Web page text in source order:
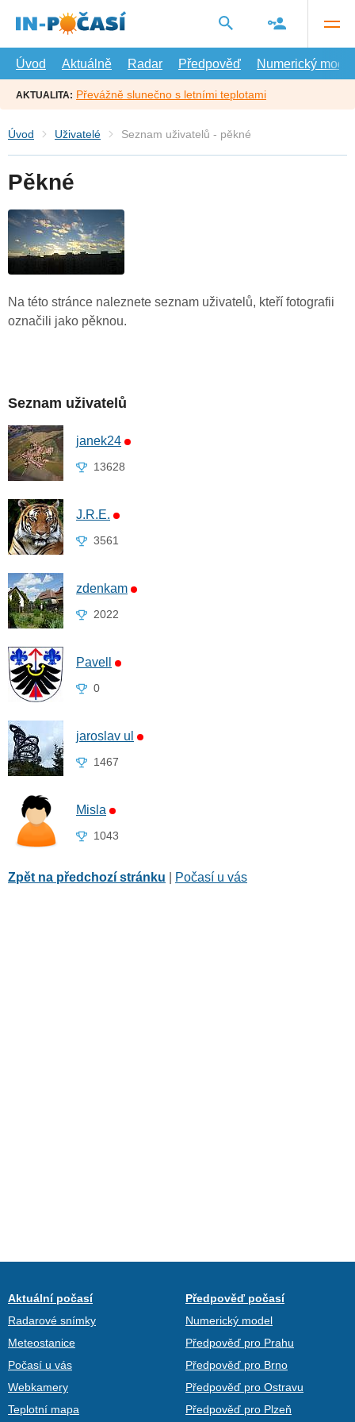
hlavní
Úvod
Aktuálně Radar Předpověď Numerický model
AKTUALITA: Převážně slunečno s letními teplotami
Úvod Uživatelé Seznam uživatelů - pěkné
Pěkné
Na této stránce naleznete seznam uživatelů, kteří fotografii
označili jako pěknou.
Seznam uživatelů
janek24
13628
J.R.E.
3561
zdenkam
2022
Pavell
0
jaroslav ul
1467
Misla
1043
Zpět na předchozí stránku Počasí u vás
Aktuální počasí
Radarové snímky
Meteostanice
Počasí u vás
Webkamery
Teplotní mapa
Předpověď počasí
Numerický model
Předpověď pro Prahu
Předpověď pro Brno
Předpověď pro Ostravu
Předpověď pro Plzeň